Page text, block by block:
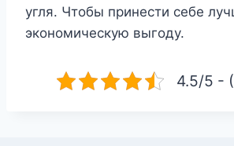
угля. Чтобы принести себе
экономическую выгоду.
4.5/5 -